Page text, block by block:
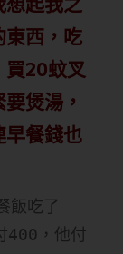
東西，吃
買20蚊叉
煲湯，
早餐錢也
飯吃了
400，他付